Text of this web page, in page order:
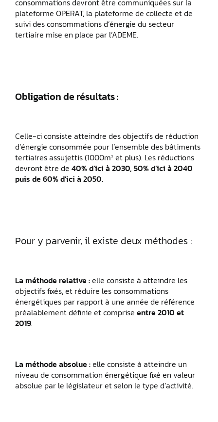
consommations devront être communiquées sur la
plateforme OPERAT, la plateforme de collecte et de
suivi des consommations d’énergie du secteur
tertiaire mise en place par l’ADEME.
Obligation de résultats :
Celle-ci consiste atteindre des objectifs de réduction
d’énergie consommée pour l’ensemble des bâtiments
tertiaires assujettis (1000m² et plus). Les réductions
devront être de 40% d’ici à 2030, 50% d’ici à 2040
puis de 60% d’ici à 2050.
Pour y parvenir, il existe deux méthodes :
La méthode relative :elle consiste à atteindre les
objectifs fixés, et réduire les consommations
énergétiques par rapport à une année de référence
préalablement définie et comprise entre 2010 et
2019.
La méthode absolue :elle consiste à atteindre un
niveau de consommation énergétique fixé en valeur
absolue par le législateur et selon le type d’activité.